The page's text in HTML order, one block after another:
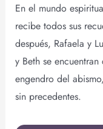
En el mundo
recibe todos sus
después, Rafaela y
y Beth se
engendro del
sin precedentes.